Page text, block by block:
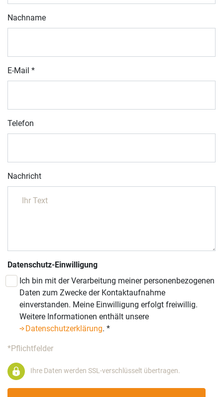
Nachname
E-Mail *
Telefon
Nachricht
Datenschutz-Einwilligung
Ich bin mit der Verarbeitung meiner personenbezogenen
Daten zum Zwecke der Kontaktaufnahme
einverstanden. Meine Einwilligung erfolgt freiwillig.
Weitere Informationen enthält unsere
Datenschutzerklärung. *
*Pflichtfelder
Ihre Daten werden SSL-verschlüsselt übertragen.